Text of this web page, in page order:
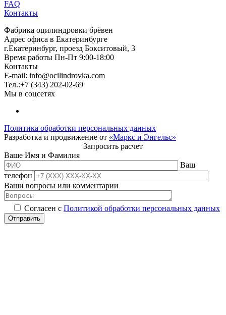
FAQ
Контакты
Фабрика оцилиндровки брёвен
Адрес офиса в Екатеринбурге
г.Екатеринбург, проезд Бокситовый, 3
Время работы Пн-Пт 9:00-18:00
Контакты
E-mail: info@ocilindrovka.com
Тел.:+7 (343) 202-02-69
Мы в соцсетях
Политика обработки персональных данных
Разработка и продвижение от «Маркс и Энгельс»
Запросить расчет
Ваше Имя и Фамилия
Ваш
телефон
Ваши вопросы или комментарии
Согласен с Политикой обработки персональных данных